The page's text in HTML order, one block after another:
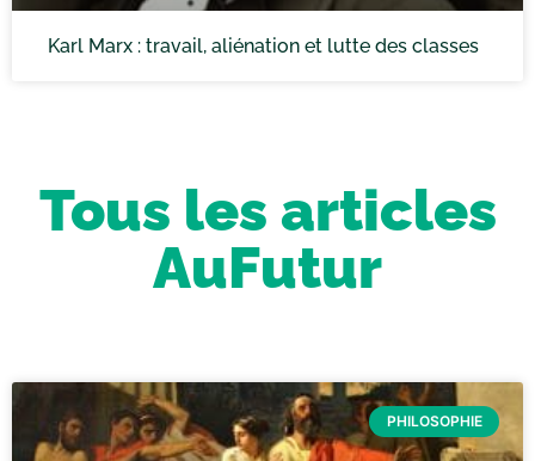
Karl Marx : travail, aliénation et lutte des classes
Tous les articles
AuFutur
PHILOSOPHIE